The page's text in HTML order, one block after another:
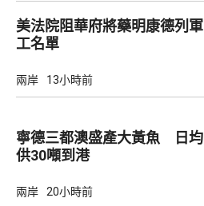
美法院阻華府將藥明康德列軍
工名單
兩岸 13小時前
寧德三都澳盛產大黃魚 日均
供30噸到港
兩岸 20小時前